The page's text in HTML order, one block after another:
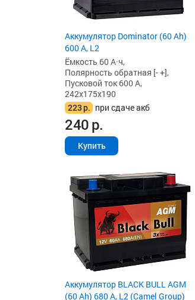
Аккумулятор Dominator (60 Ah)
600 А, L2
Ёмкость 60 А·ч,
Полярность обратная [- +],
Пусковой ток 600 А,
242x175x190
223р. при сдаче акб
240р.
Купить
Аккумулятор BLACK BULL AGM
(60 Ah) 680 А, L2 (Camel Group)